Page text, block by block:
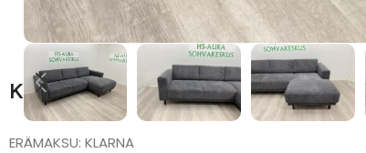
Kuvaus
ERÄMAKSU: KLARNA